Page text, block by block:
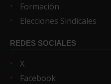
Formación
Elecciones Sindicales
REDES SOCIALES
X
Facebook